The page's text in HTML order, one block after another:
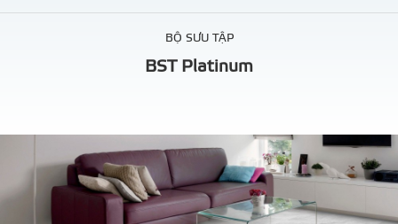
BỘ SƯU TẬP
BST Platinum